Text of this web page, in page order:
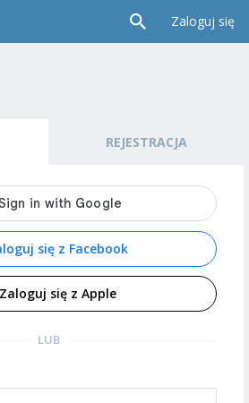
Zaloguj się
REJESTRACJA
się z Facebook
Zaloguj się z Apple
LUB